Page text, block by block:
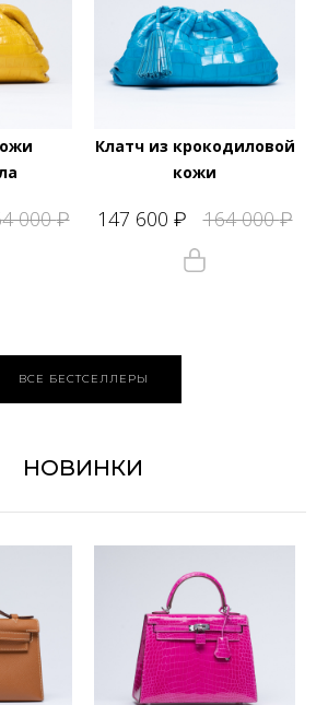
000₽
Клатч из крокодиловой
кожи
147 600 ₽ 164 000₽
ВСЕ БЕСТСЕЛЛЕРЫ
НОВИНКИ